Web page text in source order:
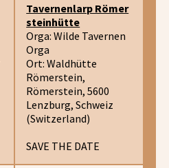
Tavernenlarp Römer
steinhütte
Orga: Wilde Tavernen
Orga
Ort: Waldhütte
Römerstein,
Römerstein, 5600
Lenzburg, Schweiz
(Switzerland)
SAVE THE DATE